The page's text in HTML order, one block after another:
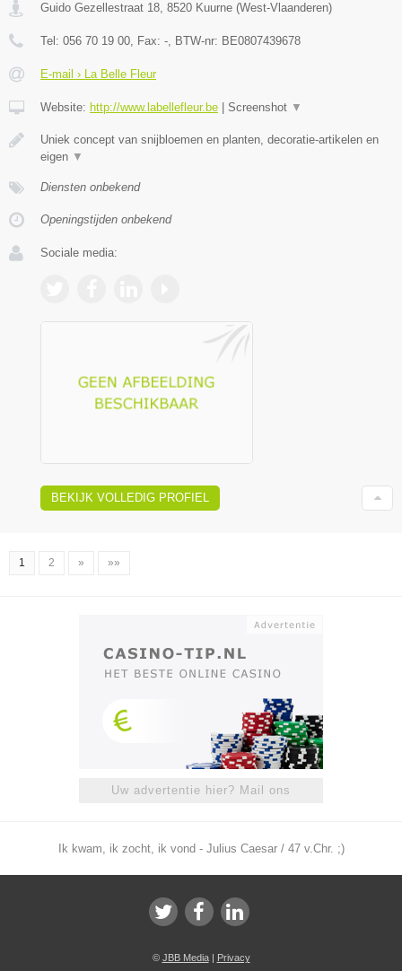
Guido Gezellestraat 18, 8520 Kuurne (West-Vlaanderen)
Tel: 056 70 19 00, Fax: -, BTW-nr: BE0807439678
E-mail › La Belle Fleur
Website: http://www.labellefleur.be Screenshot ▼
Uniek concept van snijbloemen en planten, decoratie-artikelen en
eigen ▼
Diensten onbekend
Openingstijden onbekend
Sociale media:
BEKIJK VOLLEDIG PROFIEL
1 2 » »»
Uw advertentie hier? Mail ons
Ik kwam, ik zocht, ik vond - Julius Caesar / 47 v.Chr. ;)
© JBB Media| Privacy